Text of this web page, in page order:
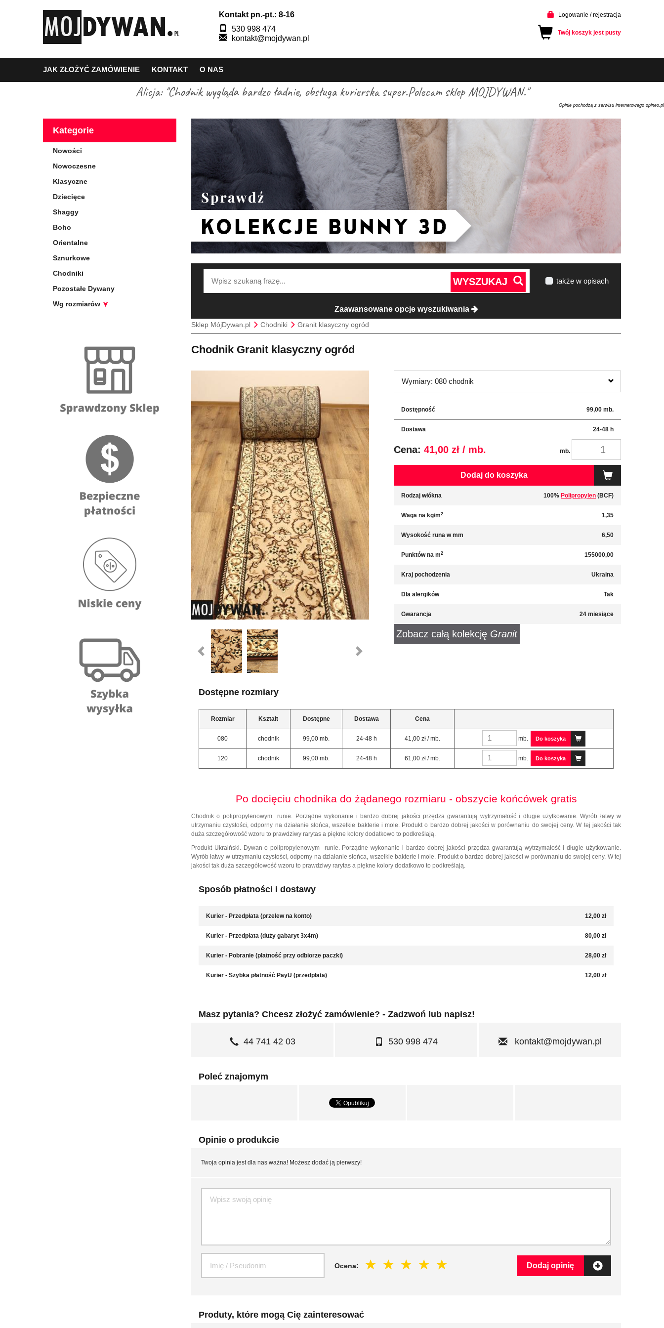
Kontakt pn.-pt.: 8-16
530 998 474
kontakt@mojdywan.pl
Logowanie / rejestracja
Twój koszyk jest pusty
JAK ZŁOŻYĆ ZAMÓWIENIE KONTAKT O NAS
Alicja: "Chodnik wygląda bardzo ładnie, obsługa kurierska super.Polecam sklep MOJDYWAN."
Opinie pochodzą z serwisu internetowego opineo.pl
WYSZUKAJ także w opisach
Zaawansowane opcje wyszukiwania
Sklep MójDywan.pl Chodniki Granit klasyczny ogród
Chodnik Granit klasyczny ogród
Wymiary: 080 chodnik
Dostępność 99,00 mb.
Dostawa 24-48 h
Cena: 41,00 zł / mb. mb.
Dodaj do koszyka
Rodzaj włókna 100% Polipropylen (BCF)
Waga na kg/m2 1,35
Wysokość runa w mm 6,50
Punktów na m2 155000,00
Kraj pochodzenia Ukraina
Dla alergików Tak
Gwarancja 24 miesiące
Zobacz całą kolekcję Granit
Dostępne rozmiary
Rozmiar Kształt Dostępne Dostawa Cena
080 chodnik 99,00 mb. 24-48 h 41,00 zł / mb. mb. Do koszyka
120 chodnik 99,00 mb. 24-48 h 61,00 zł / mb. mb. Do koszyka
Po docięciu chodnika do żądanego rozmiaru - obszycie końcówek gratis
Chodnik o polipropylenowym runie. Porządne wykonanie i bardzo dobrej jakości przędza gwarantują wytrzymałość i długie użytkowanie. Wyrób łatwy w
utrzymaniu czystości, odporny na działanie słońca, wszelkie bakterie i mole. Produkt o bardzo dobrej jakości w porównaniu do swojej ceny. W tej jakości tak
duża szczegółowość wzoru to prawdziwy rarytas a piękne kolory dodatkowo to podkreślają.
Produkt Ukraiński. Dywan o polipropylenowym runie. Porządne wykonanie i bardzo dobrej jakości przędza gwarantują wytrzymałość i długie użytkowanie.
Wyrób łatwy w utrzymaniu czystości, odporny na działanie słońca, wszelkie bakterie i mole. Produkt o bardzo dobrej jakości w porównaniu do swojej ceny. W tej
jakości tak duża szczegółowość wzoru to prawdziwy rarytas a piękne kolory dodatkowo to podkreślają.
Sposób płatności i dostawy
Kurier - Przedpłata (przelew na konto) 12,00 zł
Kurier - Przedpłata (duży gabaryt 3x4m) 80,00 zł
Kurier - Pobranie (płatność przy odbiorze paczki) 28,00 zł
Kurier - Szybka płatność PayU (przedpłata) 12,00 zł
Masz pytania? Chcesz złożyć zamówienie? - Zadzwoń lub napisz!
44 741 42 03 530 998 474 kontakt@mojdywan.pl
Poleć znajomym
Opinie o produkcie
Twoja opinia jest dla nas ważna! Możesz dodać ją pierwszy!
Ocena: Dodaj opinię
Produty, które mogą Cię zainteresować
Kategorie
Nowości
Nowoczesne
Klasyczne
Dziecięce
Shaggy
Boho
Orientalne
Sznurkowe
Chodniki
Pozostałe Dywany
Wg rozmiarów